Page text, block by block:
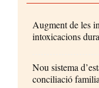
Augment de les
intoxicacions
Nou sistema
conciliació